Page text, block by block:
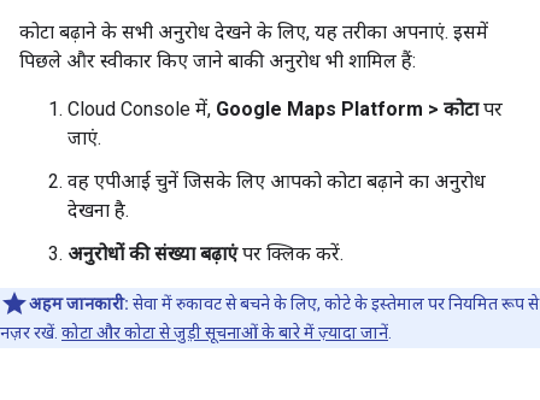
कोटा बढ़ाने के सभी अनुरोध देखने के लिए, यह तरीका अपनाएं. इसमें
पिछले और स्वीकार किए जाने बाकी अनुरोध भी शामिल हैं:
Cloud Console में, Google Maps Platform > कोटापर
जाएं.
वह एपीआई चुनें जिसके लिए आपको कोटा बढ़ाने का अनुरोध
देखना है.
अनुरोधों की संख्या बढ़ाएंपर क्लिक करें.
अहम जानकारी: सेवा में रुकावट से बचने के लिए, कोटे के इस्तेमाल पर नियमित रूप से
नज़र रखें. कोटा और कोटा से जुड़ी सूचनाओं के बारे में ज़्यादा जानें